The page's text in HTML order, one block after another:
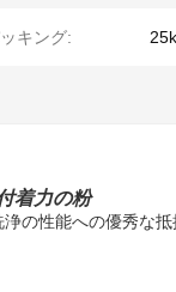
キング:
着力の粉
の性能への優秀な